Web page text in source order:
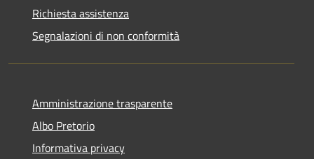
Richiesta assistenza
Segnalazioni di non conformità
Amministrazione trasparente
Albo Pretorio
Informativa privacy